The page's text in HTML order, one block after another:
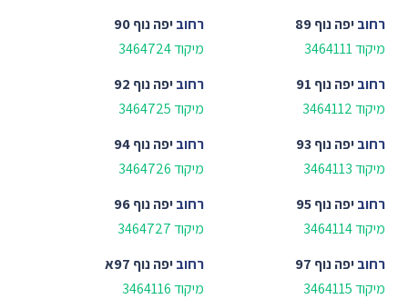
רחוביפה נוף 89
מיקוד 3464111
רחוביפה נוף 90
מיקוד 3464724
רחוביפה נוף 91
מיקוד 3464112
רחוביפה נוף 92
מיקוד 3464725
רחוביפה נוף 93
מיקוד 3464113
רחוביפה נוף 94
מיקוד 3464726
רחוביפה נוף 95
מיקוד 3464114
רחוביפה נוף 96
מיקוד 3464727
רחוביפה נוף 97
מיקוד 3464115
רחוביפה נוף 97א
מיקוד 3464116